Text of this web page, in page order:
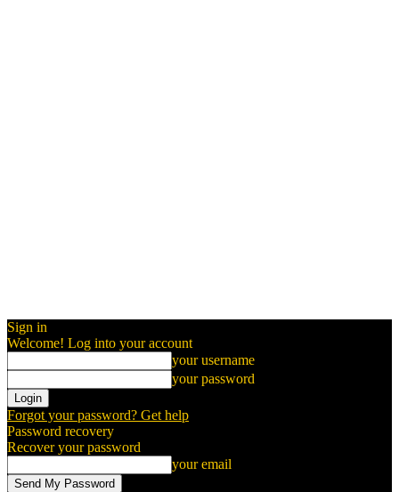
Sign in
Welcome! Log into your account
your username
your password
Forgot your password? Get help
Password recovery
Recover your password
your email